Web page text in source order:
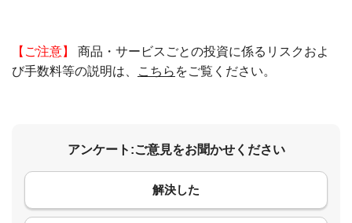
【ご注意】
商品・サービスごとの投資に係るリスクおよ
び手数料等の説明は、
こちら をご覧ください。
アンケート:ご意見をお聞かせください
解決した
コメント